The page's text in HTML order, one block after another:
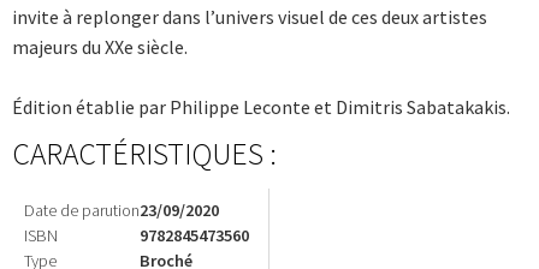
invite à replonger dans l’univers visuel de ces deux artistes
majeurs du XXe siècle.
Édition établie par Philippe Leconte et Dimitris Sabatakakis.
CARACTÉRISTIQUES :
Date de parution
ISBN
Type
23/09/2020
9782845473560
Broché